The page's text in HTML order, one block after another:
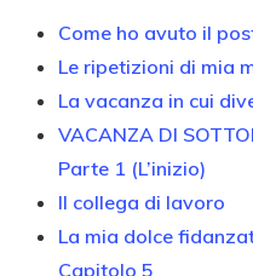
Come ho avuto il
Le ripetizioni di mia
La vacanza in cui
VACANZA DI
Parte 1 (L’inizio)
Il collega di lavoro
La mia dolce
Capitolo 5